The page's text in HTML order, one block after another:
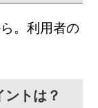
。利用者の
トは？